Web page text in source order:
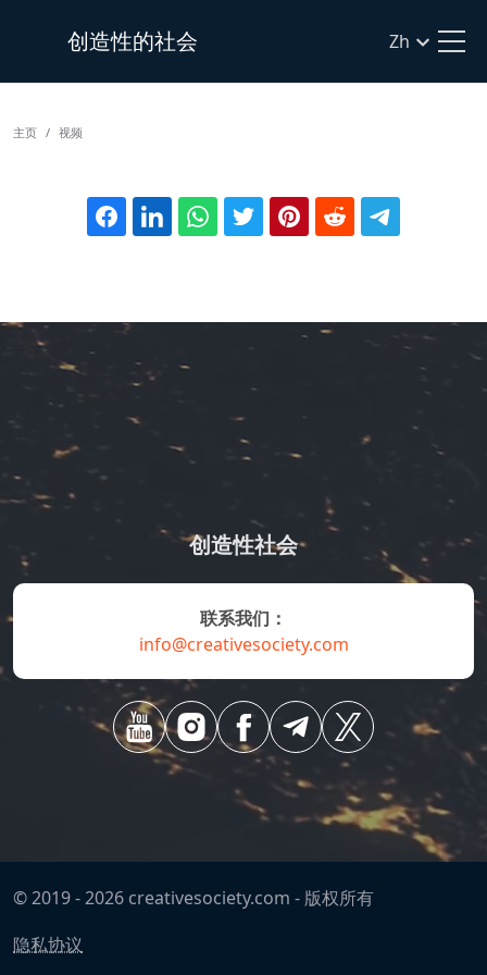
创造性的社会 Zh
主页 视频
创造性社会
联系我们：
info@creativesociety.com
© 2019 -2026 creativesociety.com - 版权所有
隐私协议